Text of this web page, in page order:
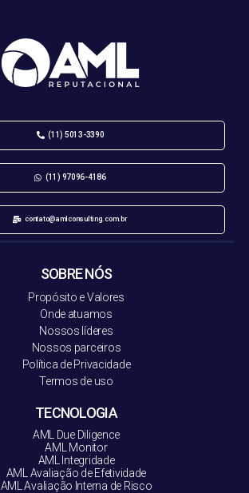
(11) 5013-3390
(11) 97096-4186
contato@amlconsulting.com.br
SOBRE NÓS
Propósito e Valores
Onde atuamos
Nossos líderes
Nossos parceiros
Política de Privacidade
Termos de uso
TECNOLOGIA
AML Due Diligence
AML Monitor
AML Integridade
AML Avaliação de Efetividade
AML Avaliação Interna de Risco